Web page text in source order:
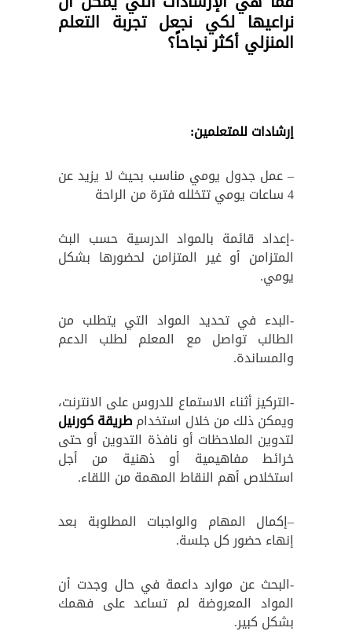
نراعيها لكي نجعل تجربة التعلم
المنزلي أكثر نجاحاً؟
إرشادات للمتعلمين:
– عمل جدول يومي مناسب بحيث لا يزيد عن
4 ساعات يومي تتخلله فترة من الراحة
-إعداد قائمة بالمواد الدرسية حسب البث
المتزامن أو غير المتزامن لحضورها بشكل
يومي.
-البدء في تحديد المواد التي يتطلب من
الطالب تواصل مع المعلم لطلب الدعم
والمساندة.
-التركيز أثناء الاستماع للدروس على الانترنت،
ويمكن ذلك من خلال استخدامطريقة كورنيل
لتدوين الملاحظات أو نافذة التدوين أو حتى
خرائط مفاهيمية أو ذهنية من أجل
استخلاص أهم النقاط المهمة من اللقاء.
–إكمال المهام والواجبات المطلوبة بعد
إنهاء حضور كل جلسة.
-البحث عن موارد داعمة في حال وجدت أن
المواد المعروضة لم تساعد على فهمك
بشكل كبير.